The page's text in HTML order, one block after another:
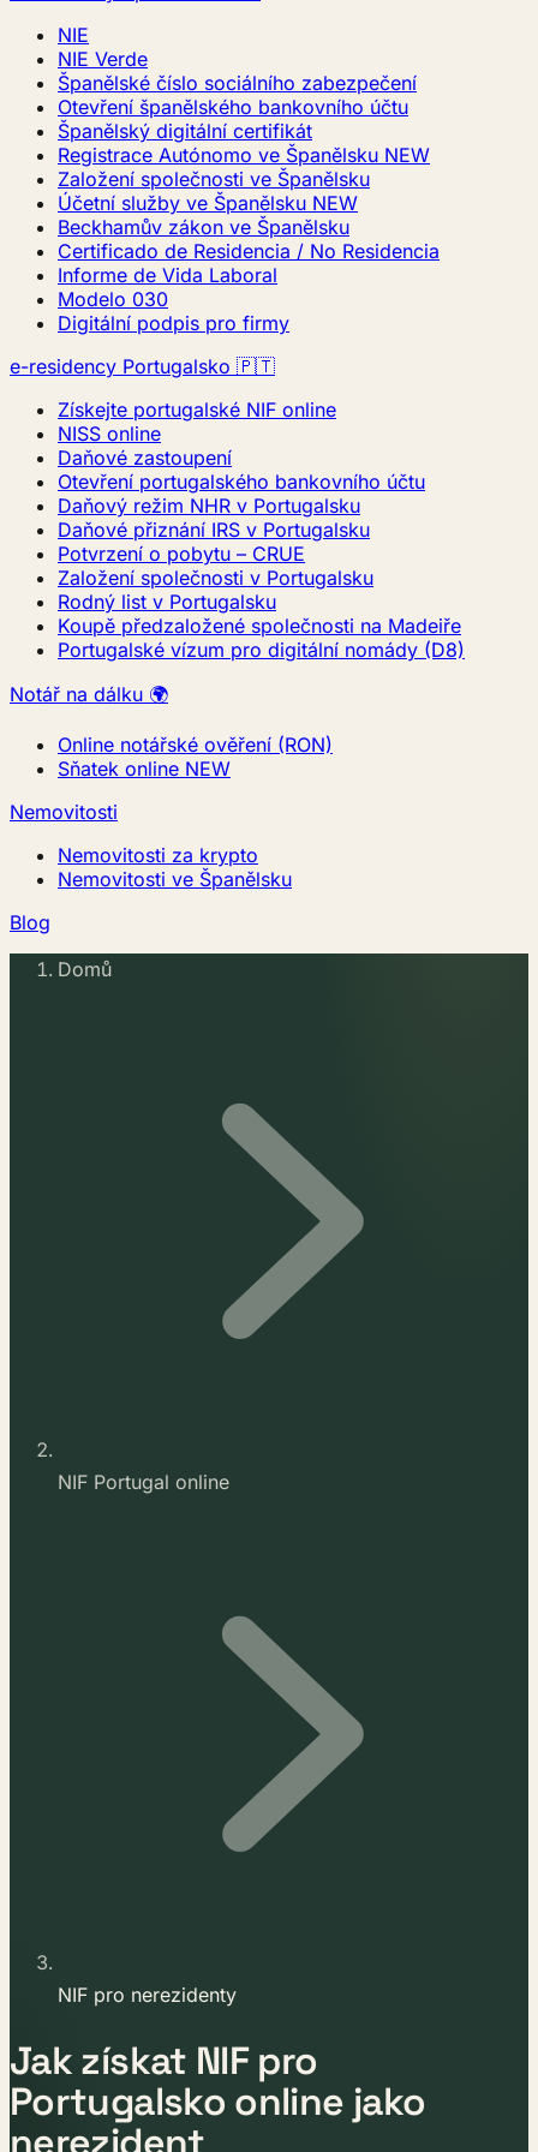
NIE
NIE Verde
Španělské číslo sociálního zabezpečení
Otevření španělského bankovního účtu
Španělský digitální certifikát
Registrace Autónomo ve Španělsku NEW
Založení společnosti ve Španělsku
Účetní služby ve Španělsku NEW
Beckhamův zákon ve Španělsku
Certificado de Residencia / No Residencia
Informe de Vida Laboral
Modelo 030
Digitální podpis pro firmy
e-residency Portugalsko 🇵🇹
Získejte portugalské NIF online
NISS online
Daňové zastoupení
Otevření portugalského bankovního účtu
Daňový režim NHR v Portugalsku
Daňové přiznání IRS v Portugalsku
Potvrzení o pobytu – CRUE
Založení společnosti v Portugalsku
Rodný list v Portugalsku
Koupě předzaložené společnosti na Madeiře
Portugalské vízum pro digitální nomády (D8)
Notář na dálku 🌍
Online notářské ověření (RON)
Sňatek online NEW
Nemovitosti
Nemovitosti za krypto
Nemovitosti ve Španělsku
Blog
Domů
NIF Portugal online
NIF pro nerezidenty
Jak získat NIF pro
Portugalsko online jako
nerezident